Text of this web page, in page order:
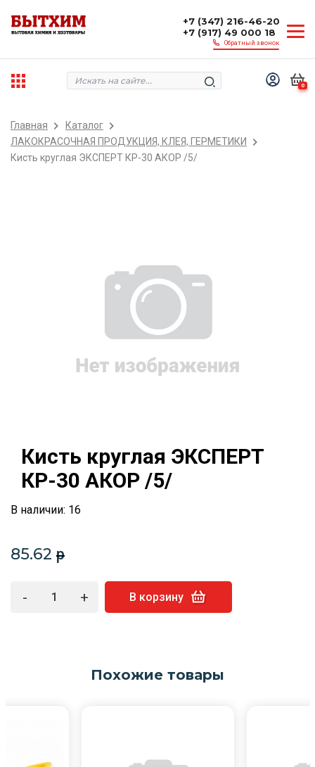
+7 (347) 216-46-20
+7 (917) 49 000 18
Обратный звонок
0
Главная
Каталог
ЛАКОКРАСОЧНАЯ ПРОДУКЦИЯ, КЛЕЯ, ГЕРМЕТИКИ
Кисть круглая ЭКСПЕРТ КР-30 АКОР /5/
Кисть круглая ЭКСПЕРТ
КР-30 АКОР /5/
В наличии: 16
85.62 p
- + В корзину
Похожие товары